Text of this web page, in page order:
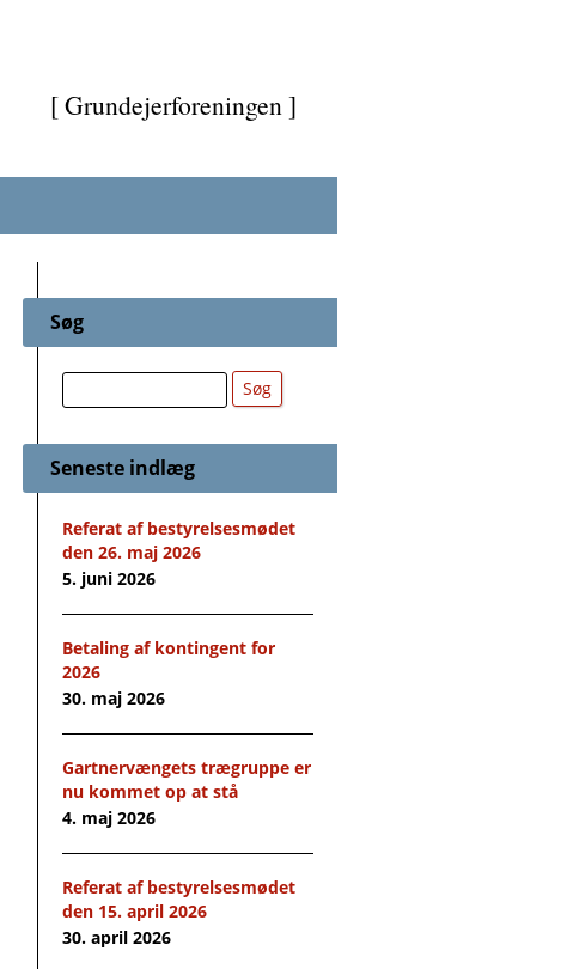
[ Grundejerforeningen ]
Søg
Søg
Seneste indlæg
Referat af bestyrelsesmødet
den 26. maj 2026
5. juni 2026
Betaling af kontingent for
2026
30. maj 2026
Gartnervængets trægruppe er
nu kommet op at stå
4. maj 2026
Referat af bestyrelsesmødet
den 15. april 2026
30. april 2026